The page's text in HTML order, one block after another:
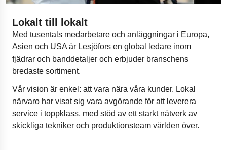
Lokalt till lokalt
Med tusentals medarbetare och anläggningar i Europa,
Asien och USA är Lesjöfors en global ledare inom
fjädrar och banddetaljer och erbjuder branschens
bredaste sortiment.
Vår vision är enkel: att vara nära våra kunder. Lokal
närvaro har visat sig vara avgörande för att leverera
service i toppklass, med stöd av ett starkt nätverk av
skickliga tekniker och produktionsteam världen över.